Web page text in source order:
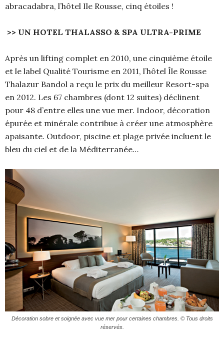
abracadabra, l’hôtel Ile Rousse, cinq étoiles !
>> UN HOTEL THALASSO & SPA ULTRA-PRIME
Après un lifting complet en 2010, une cinquième étoile
et le label Qualité Tourisme en 2011, l’hôtel Île Rousse
Thalazur Bandol a reçu le prix du meilleur Resort-spa
en 2012. Les 67 chambres (dont 12 suites) déclinent
pour 48 d’entre elles une vue mer. Indoor, décoration
épurée et minérale contribue à créer une atmosphère
apaisante. Outdoor, piscine et plage privée incluent le
bleu du ciel et de la Méditerranée…
Décoration sobre et soignée avec vue mer pour certaines chambres. © Tous droits
réservés.